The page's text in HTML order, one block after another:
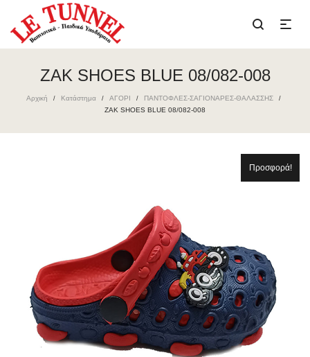
ZAK SHOES BLUE 08/082-008
Αρχική / Κατάστημα / ΑΓΟΡΙ / ΠΑΝΤΟΦΛΕΣ-ΣΑΓΙΟΝΑΡΕΣ-ΘΑΛΑΣΣΗΣ /
ZAK SHOES BLUE 08/082-008
Προσφορά!